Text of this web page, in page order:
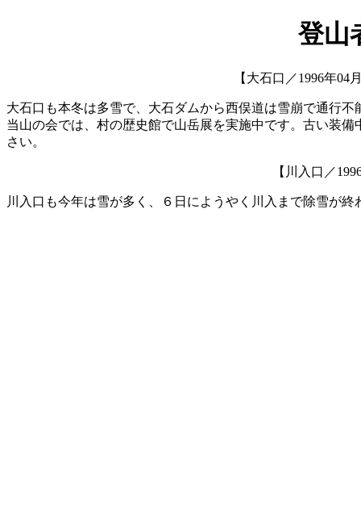
登山
【大石口／1996年
大石口も本冬は多雪で、大石ダムから西俣道は雪崩で通行
当山の会では、村の歴史館で山岳展を実施中です。古い装
さい。
【川入口／
川入口も今年は雪が多く、６日にようやく川入まで除雪が終